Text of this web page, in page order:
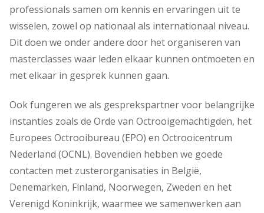
professionals samen om kennis en ervaringen uit te
wisselen, zowel op nationaal als internationaal niveau.
Dit doen we onder andere door het organiseren van
masterclasses waar leden elkaar kunnen ontmoeten en
met elkaar in gesprek kunnen gaan.
Ook fungeren we als gesprekspartner voor belangrijke
instanties zoals de Orde van Octrooigemachtigden, het
Europees Octrooibureau (EPO) en Octrooicentrum
Nederland (OCNL). Bovendien hebben we goede
contacten met zusterorganisaties in België,
Denemarken, Finland, Noorwegen, Zweden en het
Verenigd Koninkrijk, waarmee we samenwerken aan